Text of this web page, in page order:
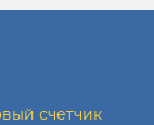
счетчик